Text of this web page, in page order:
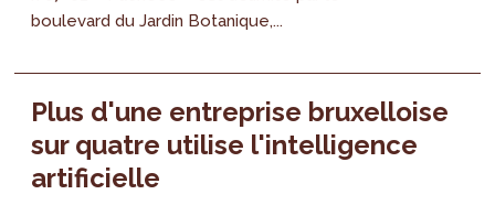
boulevard du Jardin Botanique,...
Plus d'une entreprise bruxelloise
sur quatre utilise l'intelligence
artificielle